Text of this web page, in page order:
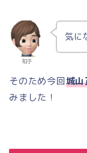
知子
気に
そのため今回城
みました！